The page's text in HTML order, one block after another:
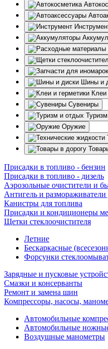
Шины и
Клеи
Сувениры
Оружие
Присадки в топливо - бензин
Присадки в топливо - дизель
Аэрозольные очистители и
Антигель и размораживатели
Канистры для топлива
Присадки и кондиционеры
Щетки стеклоочистителя
Летние
Бескаркасные
Форсунки
Зарядные и пусковые
Смазки и консерванты
Ремонт и замена шин
Компрессоры, насосы,
Автомобильные
Автомобильные
Воздушные манометры